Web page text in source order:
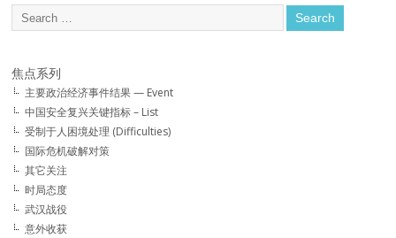
焦点系列
主要政治经济事件结果 — Event
中国安全复兴关键指标 – List
受制于人困境处理 (Difficulties)
国际危机破解对策
其它关注
时局态度
武汉战役
意外收获